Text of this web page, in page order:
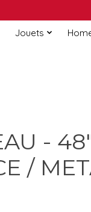
Jouets
-
/